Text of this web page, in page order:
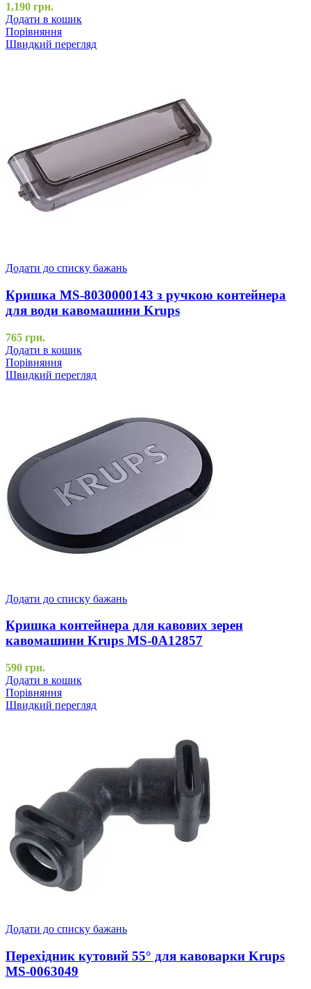
1,190 грн.
Додати в кошик
Порівняння
Швидкий перегляд
Додати до списку бажань
Кришка MS-8030000143 з ручкою контейнера
для води кавомашини Krups
765 грн.
Додати в кошик
Порівняння
Швидкий перегляд
Додати до списку бажань
Кришка контейнера для кавових зерен
кавомашини Krups MS-0A12857
590 грн.
Додати в кошик
Порівняння
Швидкий перегляд
Додати до списку бажань
Перехідник кутовий 55° для кавоварки Krups
MS-0063049